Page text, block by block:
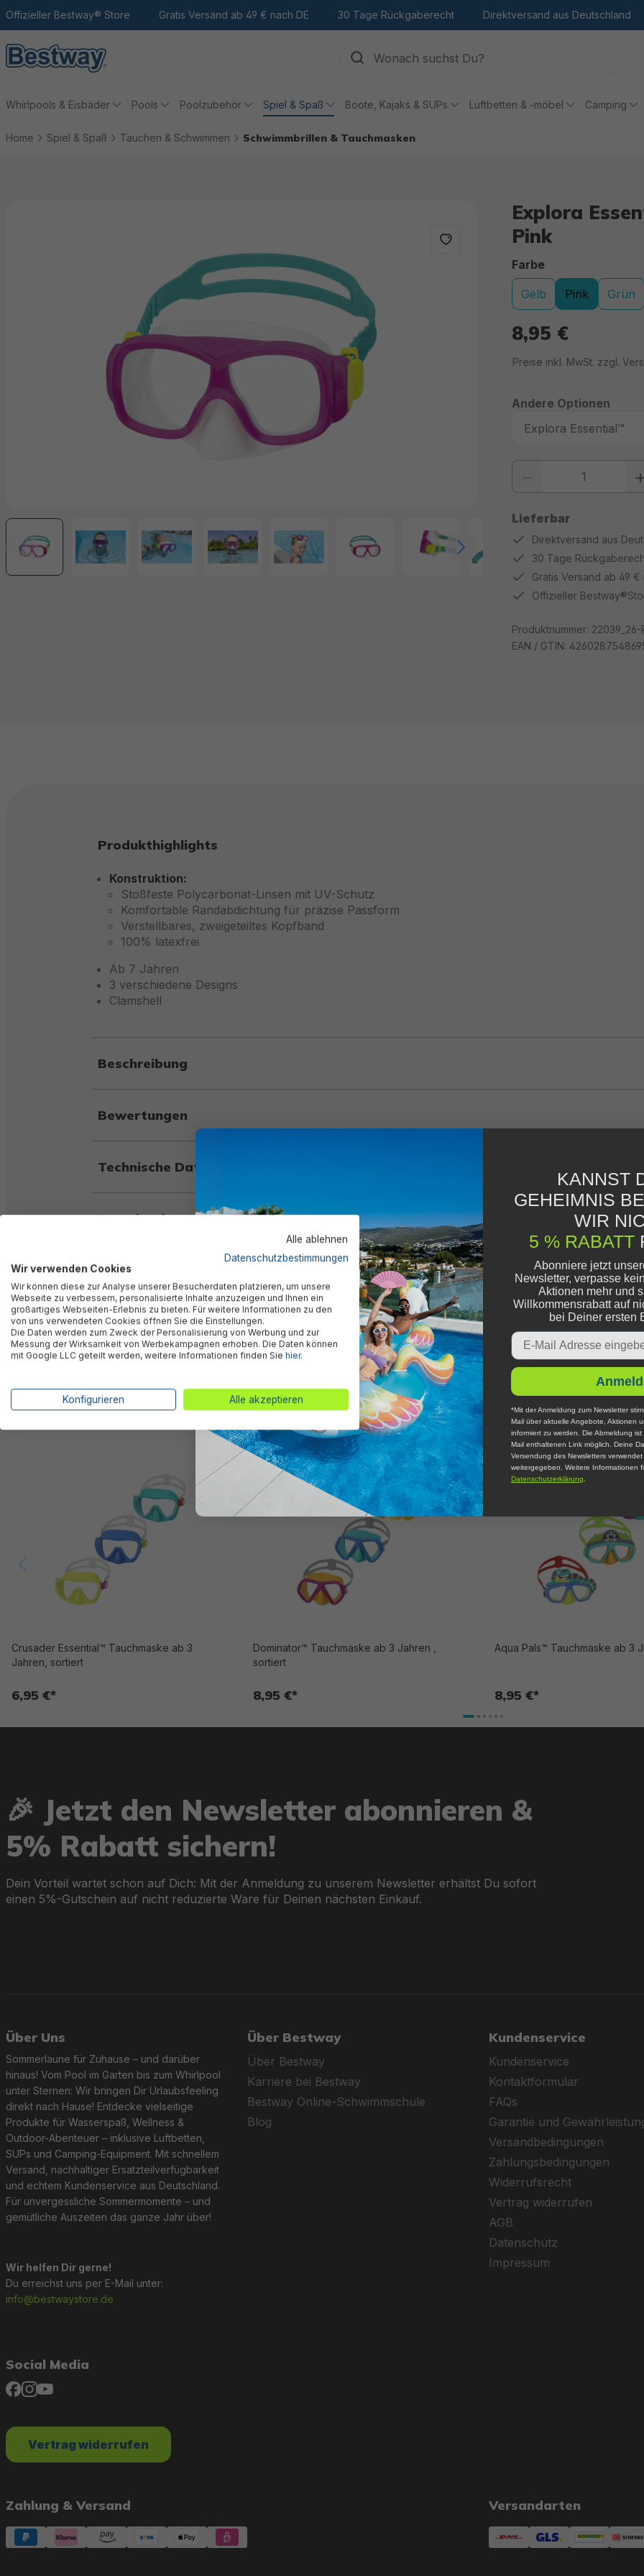
Hauptinhalt
Zur Suche
Zur Hauptnavigation
Offizieller Bestway® Store Gratis Versand ab 49 € nach DE 30 Tage Rückgaberecht Direktversand aus Deutschland
Whirlpools & Eisbäder Pools Poolzubehör Spiel & Spaß Boote, Kajaks & SUPs Luftbetten & -möbel Camping
Home Spiel & Spaß Tauchen & Schwimmen Schwimmbrillen & Tauchmasken
Explora
Pink
8,95 €
Preise inkl. MwSt. zzgl.
Lieferbar
Andere Optionen
Farbeauswählen
Gelb Pink Grün
Produkt Anzahl: Gib den
Direktversand aus
30 Tage
Gratis Versand ab 49 €
Offizieller
Produktnummer: 22039_26-
EAN / GTIN:
Produkthighlights
Konstruktion:
Stoßfeste Polycarbonat-Linsen mit UV-Schutz
Komfortable Randabdichtung für präzise Passform
Verstellbares, zweigeteiltes Kopfband
100% latexfrei
Ab 7 Jahren
3 verschiedene Designs
Clamshell
Beschreibung
Bewertungen
Technische Daten
Downloads
Warnhinweise
Herstellerinformation
Ähnliche Produkte
Crusader Essential™ Tauchmaske ab 3
Jahren, sortiert
6,95 €*
Dominator™ Tauchmaske ab 3 Jahren ,
sortiert
8,95 €*
Aqua Pals™ Tauchmaske ab 3
8,95 €*
🎉 Jetzt den Newsletter abonnieren &
5% Rabatt sichern!
Dein Vorteil wartet schon auf Dich: Mit der Anmeldung zu unserem Newsletter erhältst Du sofort
einen 5%-Gutschein auf nicht reduzierte Ware für Deinen nächsten Einkauf.
Über Uns
Sommerlaune für Zuhause – und darüber
hinaus! Vom Pool im Garten bis zum Whirlpool
unter Sternen: Wir bringen Dir Urlaubsfeeling
direkt nach Hause! Entdecke vielseitige
Produkte für Wasserspaß, Wellness &
Outdoor-Abenteuer – inklusive Luftbetten,
SUPs und Camping-Equipment. Mit schnellem
Versand, nachhaltiger Ersatzteilverfügbarkeit
und echtem Kundenservice aus Deutschland.
Für unvergessliche Sommermomente – und
gemütliche Auszeiten das ganze Jahr über!
Wir helfen Dir gerne!
Du erreichst uns per E-Mail unter:
info@bestwaystore.de
Über Bestway
Über Bestway
Karriere bei Bestway
Bestway Online-Schwimmschule
Blog
Kundenservice
Kundenservice
Kontaktformular
FAQs
Garantie und
Versandbedingungen
Zahlungsbedingungen
Widerrufsrecht
Vertrag widerrufen
AGB
Datenschutz
Impressum
Social Media
Zahlung & Versand Versandarten
Vertrag widerrufen
Alle ablehnen
Datenschutzbestimmungen
Wir verwenden Cookies
Wir können diese zur Analyse unserer Besucherdaten platzieren, um unsere
Webseite zu verbessern, personalisierte Inhalte anzuzeigen und Ihnen ein
großartiges Webseiten-Erlebnis zu bieten. Für weitere Informationen zu den
von uns verwendeten Cookies öffnen Sie die Einstellungen.
Die Daten werden zum Zweck der Personalisierung von Werbung und zur
Messung der Wirksamkeit von Werbekampagnen erhoben. Die Daten können
mit Google LLC geteilt werden, weitere Informationen finden Sie hier.
Konfigurieren Alle akzeptieren
KANNST
GEHEIMNIS
WIR
5 % RABATT
Abonniere jetzt
Newsletter, verpasse
Aktionen mehr und
Willkommensrabatt auf
bei Deiner ersten
Email
*Mit der Anmeldung zum Newsletter
Mail über aktuelle Angebote, Aktionen
informiert zu werden. Die Abmeldung
Mail enthaltenen Link möglich. Deine
Versendung des Newsletters
weitergegeben. Weitere Informationen
Datenschutzerklärung